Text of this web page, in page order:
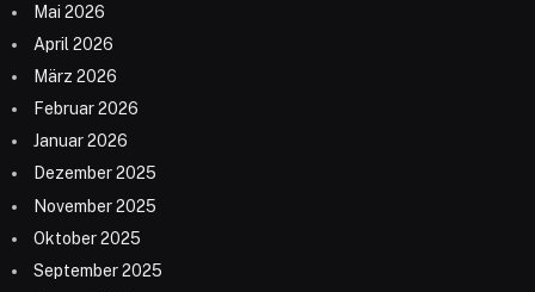
Mai 2026
April 2026
März 2026
Februar 2026
Januar 2026
Dezember 2025
November 2025
Oktober 2025
September 2025